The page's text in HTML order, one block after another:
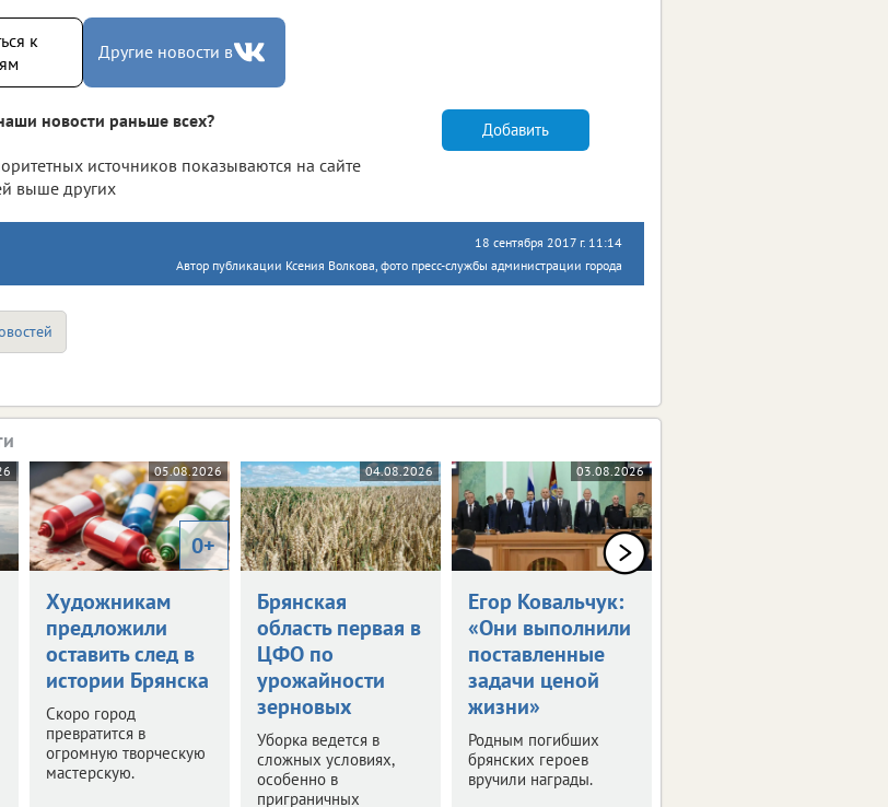
к
Другие новости в
новости раньше всех?
источников показываются на сайте
выше других
Добавить
18 сентября 2017 г. 11:14
Автор публикации Ксения Волкова, фото пресс-службы администрации города
05.08.2026
0+
Художникам
предложили
оставить след в
истории Брянска
Скоро город
превратится в
огромную творческую
мастерскую.
04.08.2026
Брянская
область первая в
ЦФО по
урожайности
зерновых
Уборка ведется в
сложных условиях,
особенно в
приграничных
03.08.2026
Егор Ковальчук:
«Они выполнили
поставленные
задачи ценой
жизни»
Родным погибших
брянских героев
вручили награды.